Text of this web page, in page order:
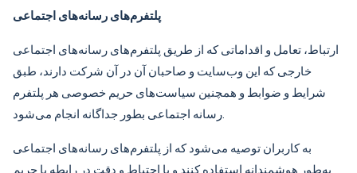
پلتفرم‌های رسانه‌های اجتماعی
ارتباط، تعامل و اقداماتی که از طریق پلتفرم‌های رسانه‌های اجتماعی
خارجی که این وب‌سایت و صاحبان آن در آن شرکت دارند، طبق
شرایط و ضوابط و همچنین سیاست‌های حریم خصوصی هر پلتفرم
رسانه اجتماعی بطور جداگانه انجام می‌شود.
به کاربران توصیه می‌شود که از پلتفرم‌های رسانه‌های اجتماعی
به‌طور هوشمندانه استفاده کنند و با احتیاط و دقت در رابطه با حریم